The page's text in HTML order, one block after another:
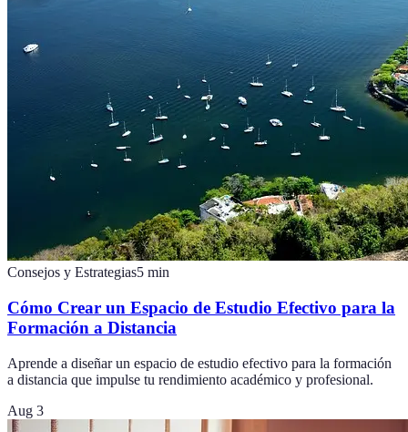
Consejos y Estrategias5 min
Cómo Crear un Espacio de Estudio Efectivo para la
Formación a Distancia
Aprende a diseñar un espacio de estudio efectivo para la formación
a distancia que impulse tu rendimiento académico y profesional.
Aug 3